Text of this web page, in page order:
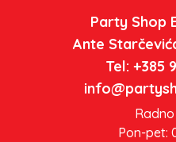
Party Shop
Ante
Tel: +385
Pon-pet: